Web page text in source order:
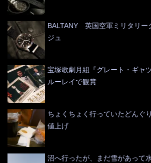
BALTANY 英国空軍ミリタリー
ジュ
宝塚歌劇月組『グレート・ギ
ルーレイで観賞
ちょくちょく行っていたどんぐ
値上げ
沼へ行ったが、まだ雪があって